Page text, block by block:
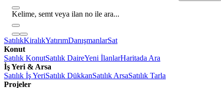
Kelime, semt veya ilan no ile ara...
SatılıkKiralıkYatırımDanışmanlarSat
Konut
Satılık KonutSatılık DaireYeni İlanlarHaritada Ara
İş Yeri & Arsa
Satılık İş YeriSatılık DükkanSatılık ArsaSatılık Tarla
Projeler